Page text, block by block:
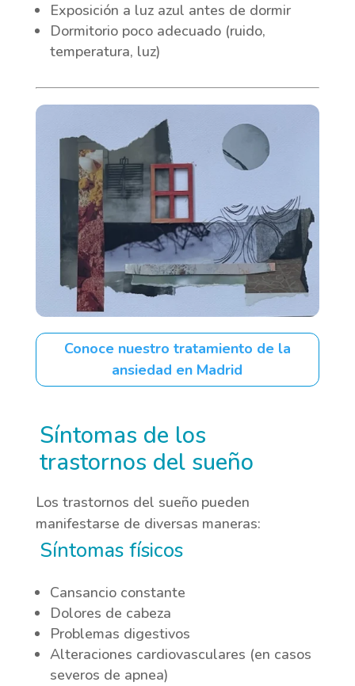
Exposición a luz azul antes de dormir
Dormitorio poco adecuado (ruido,
temperatura, luz)
Conoce nuestro tratamiento de la
ansiedad en Madrid
Síntomas de los
trastornos del sueño
Los trastornos del sueño pueden
manifestarse de diversas maneras:
Síntomas físicos
Cansancio constante
Dolores de cabeza
Problemas digestivos
Alteraciones cardiovasculares (en casos
severos de apnea)